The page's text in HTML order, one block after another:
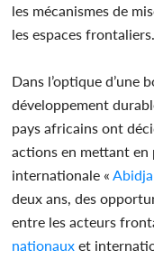
les mécanismes de
les espaces frontaliers.
Dans l’optique d’une
développement
pays africains ont
actions en mettant
internationale «
deux ans, des
entre les acteurs
nationaux et